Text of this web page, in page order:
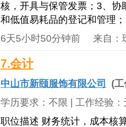
核，开具与保管发票；3、
和低值易耗品的登记和管理
6天5小时50分钟前 来自：
7.会计
中山市新颐服饰有限公司
(
学历要求： 不限 | 工作经验：
职位描述 财务统计，成本核